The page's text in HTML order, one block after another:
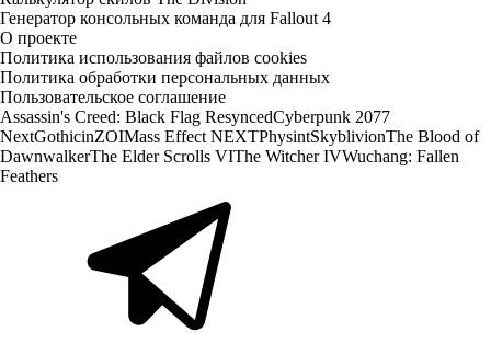
Генератор консольных команда для Fallout 4
О проекте
Политика использования файлов cookies
Политика обработки персональных данных
Пользовательское соглашение
Assassin's Creed: Black Flag ResyncedCyberpunk 2077
NextGothicinZOIMass Effect NEXTPhysintSkyblivionThe Blood of
DawnwalkerThe Elder Scrolls VIThe Witcher IVWuchang: Fallen
Feathers